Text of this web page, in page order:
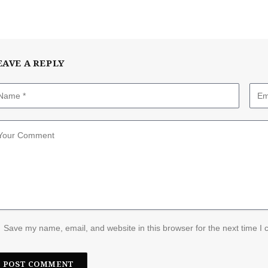
A REPLY
Save my name, email, and website in this browser for the next time I